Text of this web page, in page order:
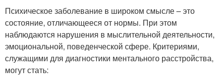
Психическое заболевание в широком смысле – это
состояние, отличающееся от нормы. При этом
наблюдаются нарушения в мыслительной деятельности,
эмоциональной, поведенческой сфере. Критериями,
служащими для диагностики ментального расстройства,
могут стать: